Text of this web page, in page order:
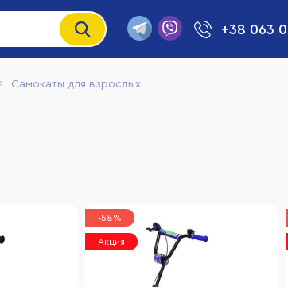
+38 063
Самокаты для взрослых
-58%
Акция